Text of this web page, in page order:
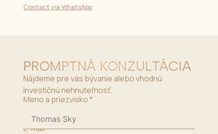
Contact via WhatsApp
PROMPTNÁ KONZULTÁCIA
Nájdeme pre vás bývanie alebo vhodnú
investičnú nehnuteľnosť.
Meno a priezvisko*
E-mail*